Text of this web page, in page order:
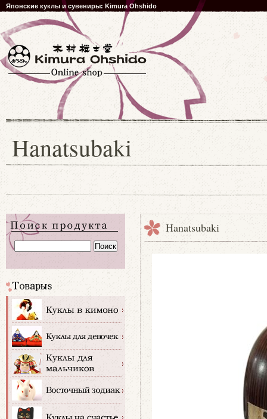
Японские куклы и сувениры: Kimura Ohshido
Hanatsubaki
Hanatsubaki